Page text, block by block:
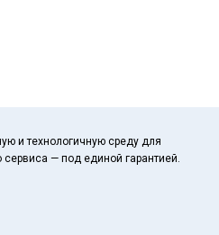
и технологичную среду для
— под единой гарантией.